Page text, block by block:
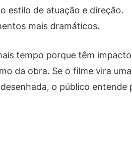
estilo de atuação e direção.
mais dramáticos.
tempo porque têm impacto
da obra. Se o filme vira uma
o público entende